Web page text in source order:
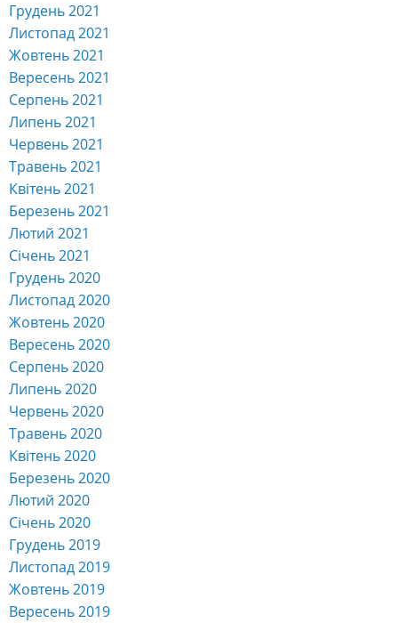
Грудень 2021
Листопад 2021
Жовтень 2021
Вересень 2021
Серпень 2021
Липень 2021
Червень 2021
Травень 2021
Квітень 2021
Березень 2021
Лютий 2021
Січень 2021
Грудень 2020
Листопад 2020
Жовтень 2020
Вересень 2020
Серпень 2020
Липень 2020
Червень 2020
Травень 2020
Квітень 2020
Березень 2020
Лютий 2020
Січень 2020
Грудень 2019
Листопад 2019
Жовтень 2019
Вересень 2019